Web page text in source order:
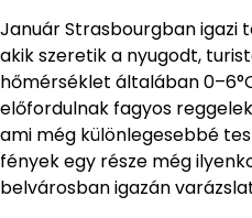
Január Strasbourgban igazi
akik szeretik a nyugodt,
hőmérséklet általában
előfordulnak fagyos
ami még különlegesebbé
fények egy része még
belvárosban igazán